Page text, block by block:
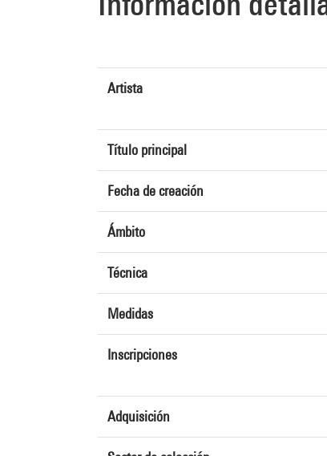
Artista
Título principal
Fecha de creación
Ámbito
Técnica
Medidas
Inscripciones
Adquisición